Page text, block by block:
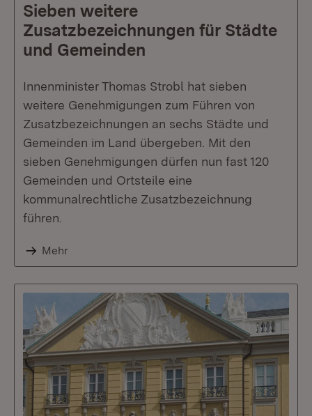
Sieben weitere
Zusatzbezeichnungen für Städte
und Gemeinden
Innenminister Thomas Strobl hat sieben
weitere Genehmigungen zum Führen von
Zusatzbezeichnungen an sechs Städte und
Gemeinden im Land übergeben. Mit den
sieben Genehmigungen dürfen nun fast 120
Gemeinden und Ortsteile eine
kommunalrechtliche Zusatzbezeichnung
führen.
Mehr